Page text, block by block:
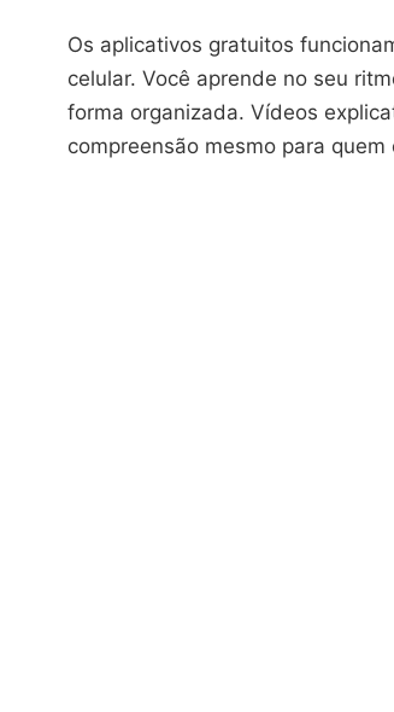
Os aplicativos gratuitos
celular. Você aprende no seu
forma organizada. Vídeos
compreensão mesmo para quem